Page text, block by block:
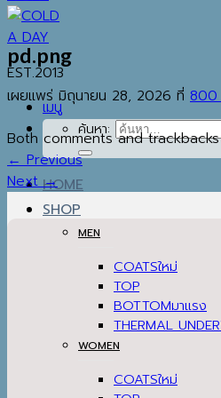
EST.2013
เมนู
ค้นหา:
HOME
SHOP
MEN
COATS
TOP
BOTTOM
THERMAL
WOMEN
COATS
pd.png
เผยแพร่ มิถุนายน 28, 2026 ที่ 800
Both comments and
← Previous
Next →